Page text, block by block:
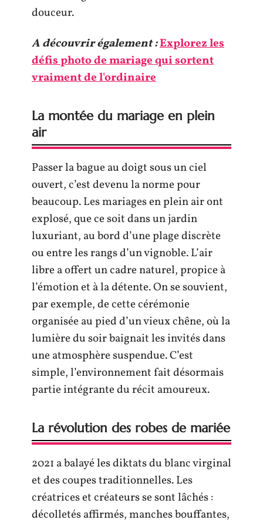
douceur.
A découvrir également :Explorez les
défis photo de mariage qui sortent
vraiment de l'ordinaire
La montée du mariage en plein
air
Passer la bague au doigt sous un ciel
ouvert, c’est devenu la norme pour
beaucoup. Les mariages en plein air ont
explosé, que ce soit dans un jardin
luxuriant, au bord d’une plage discrète
ou entre les rangs d’un vignoble. L’air
libre a offert un cadre naturel, propice à
l’émotion et à la détente. On se souvient,
par exemple, de cette cérémonie
organisée au pied d’un vieux chêne, où la
lumière du soir baignait les invités dans
une atmosphère suspendue. C’est
simple, l’environnement fait désormais
partie intégrante du récit amoureux.
La révolution des robes de mariée
2021 a balayé les diktats du blanc virginal
et des coupes traditionnelles. Les
créatrices et créateurs se sont lâchés :
décolletés affirmés, manches bouffantes,